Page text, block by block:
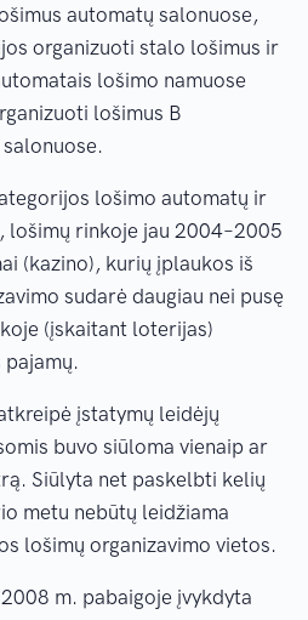
automatų salonuose,
organizuoti stalo lošimus ir
lošimo namuose
lošimus B
lošimo automatų ir
lošimų rinkoje jau 2004–2005
(kazino), kurių įplaukos iš
sudarė daugiau nei pusę
(įskaitant loterijas)
įstatymų leidėjų
buvo siūloma vienaip ar
Siūlyta net paskelbti kelių
metu nebūtų leidžiama
lošimų organizavimo vietos.
m. pabaigoje įvykdyta